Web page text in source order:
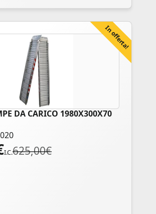
In offerta!
DA CARICO 1980X300X70
625,00€
I.C.